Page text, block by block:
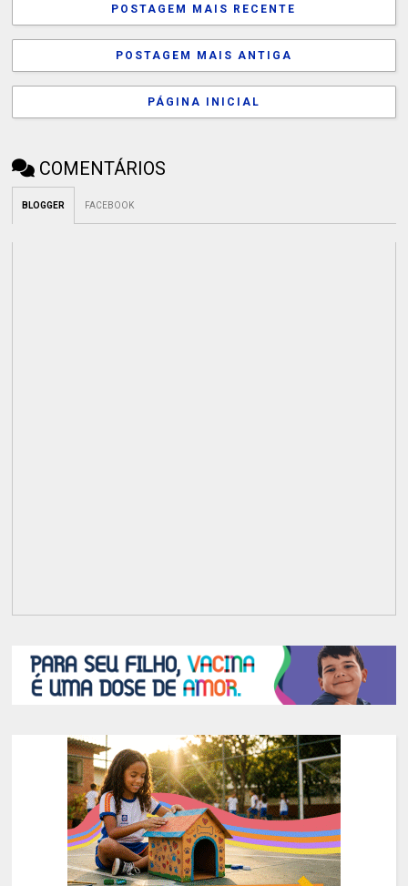
POSTAGEM MAIS RECENTE
POSTAGEM MAIS ANTIGA
PÁGINA INICIAL
COMENTÁRIOS
BLOGGER FACEBOOK